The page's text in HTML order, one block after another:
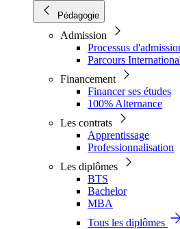
Pédagogie
Admission
Processus
Parcours
Financement
Financer ses études
100% Alternance
Les contrats
Apprentissage
Professionnalisation
Les diplômes
BTS
Bachelor
MBA
Tous les diplômes